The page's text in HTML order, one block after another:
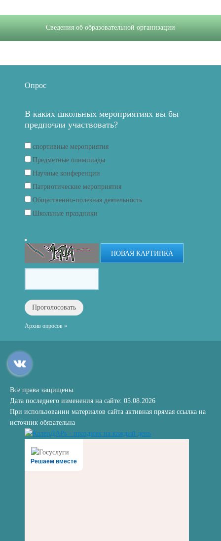
Сведения об образовательной организации
Опрос
В каких школьных мероприятиях вы бы
предпочли участвовать?
спортивные мероприятия
Предметные олимпиады
Научные конференции
Патриотические мероприятия
Общественно-полезная деятельность
Школьные праздники
НОВАЯ КАРТИНКА
Архив опросов »
Все права защищены.
Дата последнего изменения на сайте: 05.08.2026
При использовании материалов сайта активная прямая ссылка на
источник обязательна
Решаем вместе